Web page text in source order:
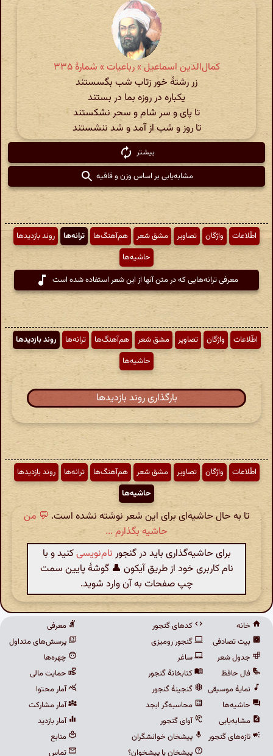
کمال‌الدین اسماعیل » رباعیات » شمارهٔ ۳۳۵
زر رشتۀ خور زتاب شب بگسستند
یکباره در روزه بما در بستند
تا پای و سر شام و سحر نشکستند
تا روز و شب از آمد و شد ننشستند
بیشتر
مشابه‌یابی بر اساس وزن و قافیه
اطّلاعات واژگان تصاویر مشق شعر هم‌آهنگ‌ها ترانه‌ها
روند بازدیدها
حاشیه‌ها
معرفی ترانه‌هایی که در متن آنها از این شعر استفاده شده است
اطّلاعات واژگان تصاویر مشق شعر هم‌آهنگ‌ها ترانه‌ها
روند بازدیدها
حاشیه‌ها
بارگذاری روند بازدیدها
اطّلاعات واژگان تصاویر مشق شعر هم‌آهنگ‌ها ترانه‌ها
روند بازدیدها
حاشیه‌ها
تا به حال حاشیه‌ای برای این شعر نوشته نشده است.💬 من
حاشیه بگذارم ...
برای حاشیه‌گذاری باید در گنجور نام‌نویسیکنید و با
نام کاربری خود از طریق آیکون 👤 گوشهٔ پایین سمت
چپ صفحات به آن وارد شوید.
خانه
بیت تصادفی
جدول شعر
فال حافظ
نمایهٔ موسیقی
حاشیه‌ها
مشابه‌یابی
تازه‌های گنجور
کدهای گنجور
گنجور رومیزی
ساغر
کتابخانهٔ گنجور
گنجینهٔ گنجور
محاسبه‌گر ابجد
آوای گنجور
پیشخان خوانشگران
پیشخان یا پیشخوان؟
معرفی
پرسش‌های متداول
چهره‌ها
حمایت مالی
آمار محتوا
آمار مشارکت
آمار بازدید
منابع
تماس